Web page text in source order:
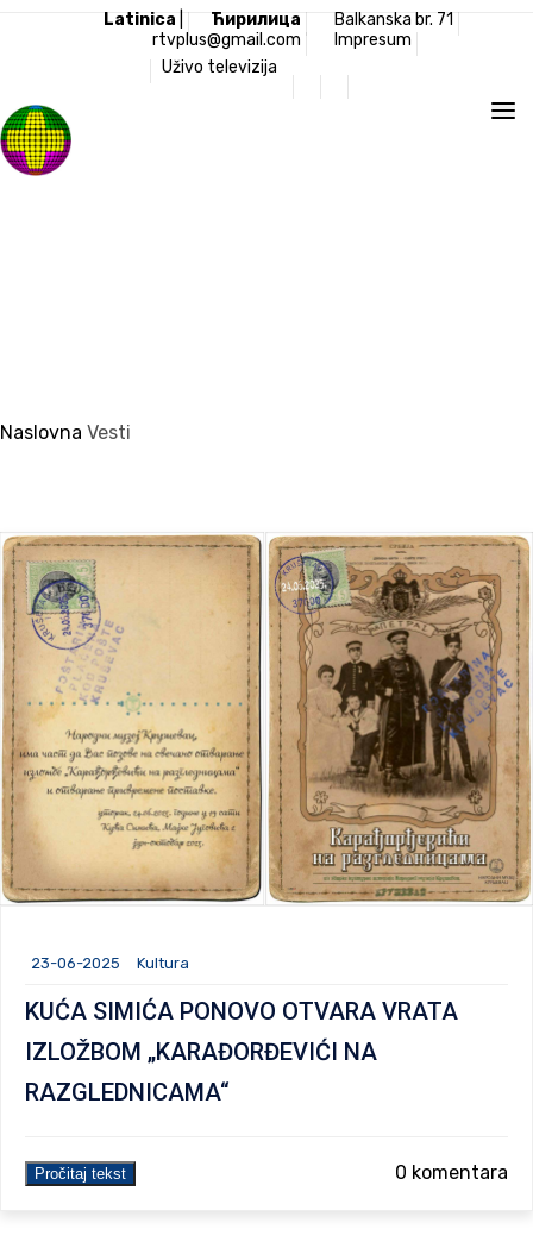
Latinica Ћирилица
Balkanska br. 71
rtvplus@gmail.com
Impresum
Uživo televizija
Naslovna Vesti
23-06-2025 Kultura
KUĆA SIMIĆA PONOVO OTVARA VRATA
IZLOŽBOM „KARAĐORĐEVIĆI NA
RAZGLEDNICAMA“
Pročitaj tekst 0 komentara